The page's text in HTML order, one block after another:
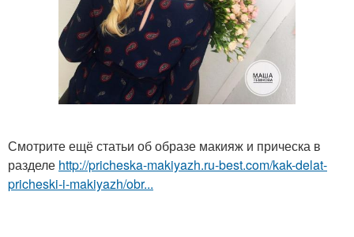
Смотрите ещё статьи об образе макияж и прическа в
разделе http://pricheska-makiyazh.ru-best.com/kak-delat-
pricheski-i-makiyazh/obr...